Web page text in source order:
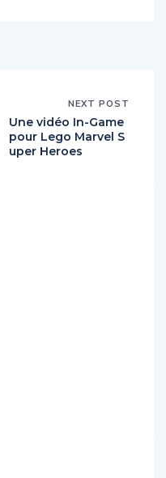
NEXT POST
Une vidéo In-Game
pour Lego Marvel S
uper Heroes